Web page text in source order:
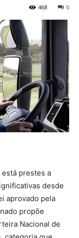
0
468
prestes a
desde
aprovado pela
propõe
Nacional de